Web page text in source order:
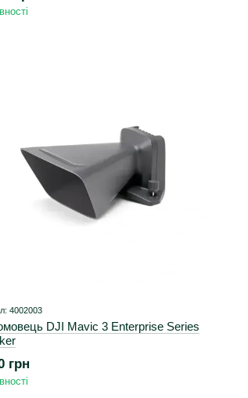
4002003
DJI Mavic 3 Enterprise Series
грн